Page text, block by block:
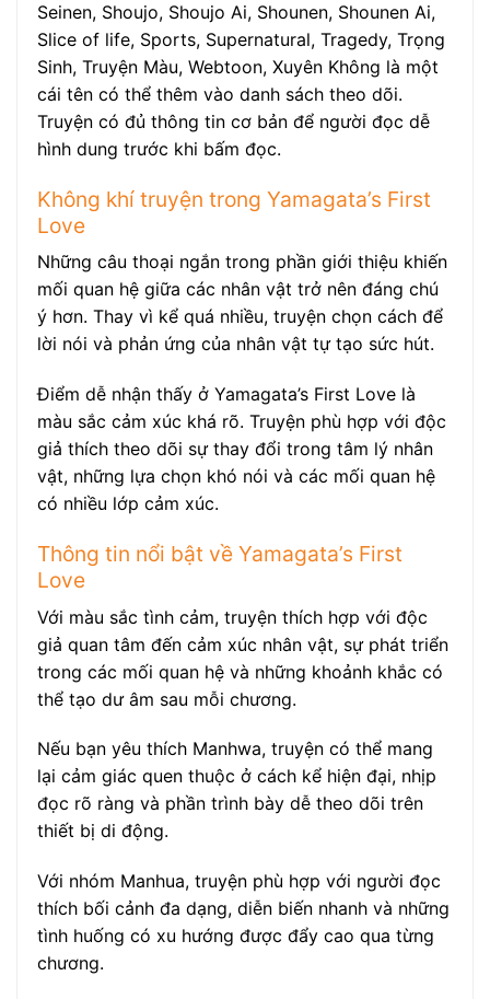
Seinen, Shoujo, Shoujo Ai, Shounen, Shounen Ai,
Slice of life, Sports, Supernatural, Tragedy, Trọng
Sinh, Truyện Màu, Webtoon, Xuyên Không là một
cái tên có thể thêm vào danh sách theo dõi.
Truyện có đủ thông tin cơ bản để người đọc dễ
hình dung trước khi bấm đọc.
Không khí truyện trong Yamagata’s First
Love
Những câu thoại ngắn trong phần giới thiệu khiến
mối quan hệ giữa các nhân vật trở nên đáng chú
ý hơn. Thay vì kể quá nhiều, truyện chọn cách để
lời nói và phản ứng của nhân vật tự tạo sức hút.
Điểm dễ nhận thấy ở Yamagata’s First Love là
màu sắc cảm xúc khá rõ. Truyện phù hợp với độc
giả thích theo dõi sự thay đổi trong tâm lý nhân
vật, những lựa chọn khó nói và các mối quan hệ
có nhiều lớp cảm xúc.
Thông tin nổi bật về Yamagata’s First
Love
Với màu sắc tình cảm, truyện thích hợp với độc
giả quan tâm đến cảm xúc nhân vật, sự phát triển
trong các mối quan hệ và những khoảnh khắc có
thể tạo dư âm sau mỗi chương.
Nếu bạn yêu thích Manhwa, truyện có thể mang
lại cảm giác quen thuộc ở cách kể hiện đại, nhịp
đọc rõ ràng và phần trình bày dễ theo dõi trên
thiết bị di động.
Với nhóm Manhua, truyện phù hợp với người đọc
thích bối cảnh đa dạng, diễn biến nhanh và những
tình huống có xu hướng được đẩy cao qua từng
chương.